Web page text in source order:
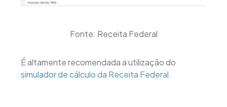
Fonte: Receita Federal
É altamente recomendada a utilização do
simulador de cálculo da Receita Federal.